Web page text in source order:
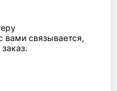
вами связывается,